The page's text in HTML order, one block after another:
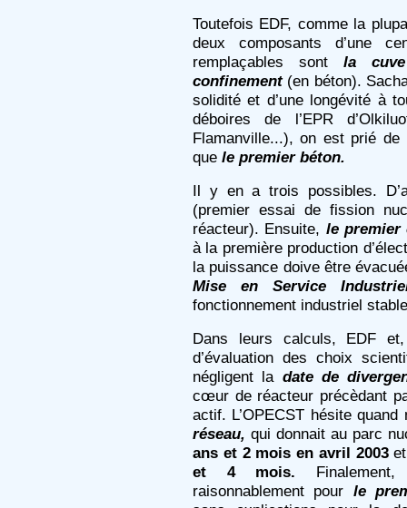
Toutefois EDF, comme la
deux composants d’une
remplaçables sont la
confinement (en béton).
solidité et d’une longévité à
déboires de l’EPR
Flamanville...), on est prié de
que le premier béton.
Il y en a trois possibles.
(premier essai de fission
réacteur). Ensuite, le premier
à la première production
la puissance doive être
Mise en Service
fonctionnement industriel
Dans leurs calculs, EDF
d’évaluation des choix
négligent la date de
cœur de réacteur précèdant
actif. L’OPECST hésite
réseau, qui donnait au parc
ans et 2 mois en avril 2003
et 4 mois.
raisonnablement pour le